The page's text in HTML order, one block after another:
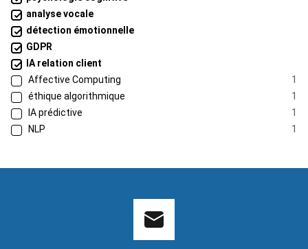
analyse vocale
détection émotionnelle
GDPR
IA relation client
Affective Computing
1
éthique algorithmique
1
IA prédictive
1
NLP
1